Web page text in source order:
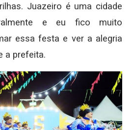
Juazeiro é uma cidade
e eu fico muito
essa festa e ver a alegria
a prefeita.